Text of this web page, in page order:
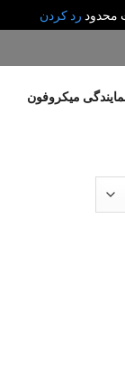
محدود رد کردن
میکروفون